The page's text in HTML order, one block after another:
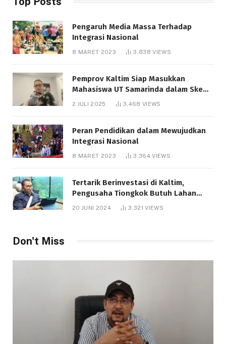
Pengaruh Media Massa Terhadap
Integrasi Nasional
8 MARET 2023 3,838VIEWS
Pemprov Kaltim Siap Masukkan
Mahasiswa UT Samarinda dalam Skema
Bantuan Pendidikan Gratispol
2 JULI 2025 3,468 VIEWS
Peran Pendidikan dalam Mewujudkan
Integrasi Nasional
8 MARET 2023 3,364VIEWS
Tertarik Berinvestasi di Kaltim,
Pengusaha Tiongkok Butuh Lahan
1.000 Hektare
20 JUNI 2024 3,321VIEWS
Don't Miss